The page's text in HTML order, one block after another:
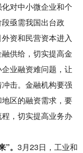
对中小微企业和个
亟需我国出台政
资和民营资本进入
供给，切实提高金
业融资难问题，让
击。金融机构要强
区的融资需求，要
，切实提高业务办
。 3月23日，工业和